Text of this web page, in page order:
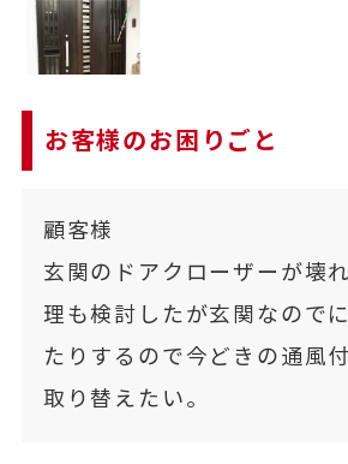
お客様のお困りごと
顧客様
玄関のドアクローザーが壊
理も検討したが玄関なので
たりするので今どきの通風
取り替えたい。